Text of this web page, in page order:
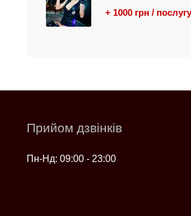
+ 1000 грн / послугу
Прийом дзвінків
Пн-Нд: 09:00 - 23:00